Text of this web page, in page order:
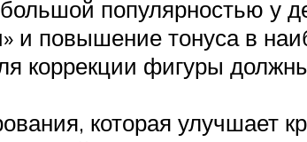
популярностью у
и повышение тонуса в
коррекции фигуры
которая улучшает